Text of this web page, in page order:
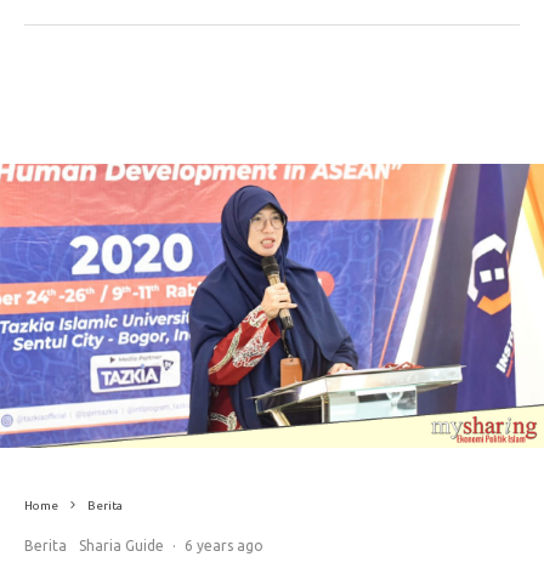
Home Berita
Berita Sharia Guide · 6 years ago